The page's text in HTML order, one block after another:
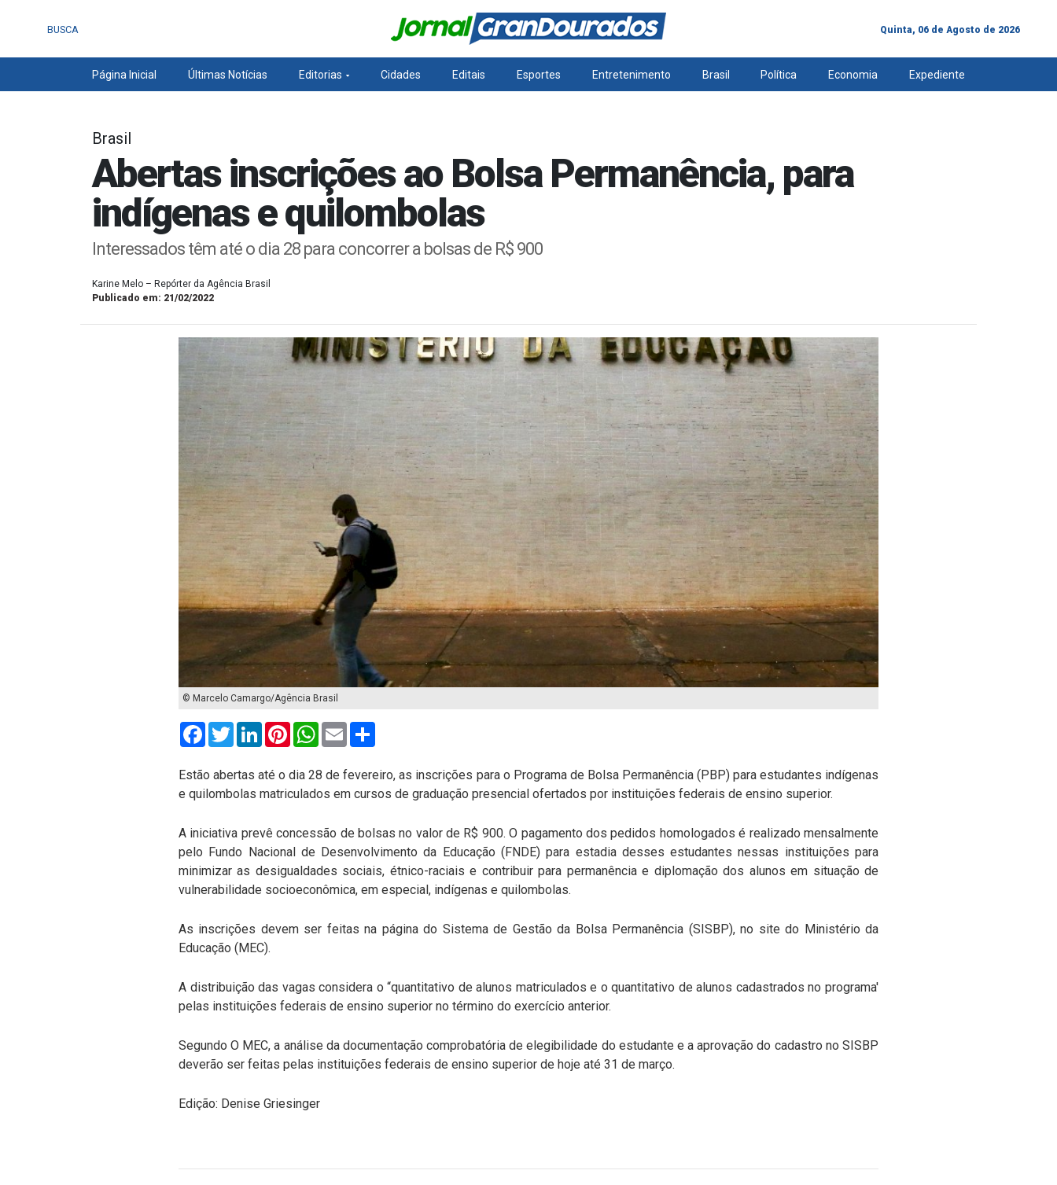
BUSCA Quinta, 06 de Agosto de 2026
Página Inicial Últimas Notícias Editorias Cidades Editais Esportes Entretenimento Brasil Política Economia Expediente
Brasil
Abertas inscrições ao Bolsa Permanência, para
indígenas e quilombolas
Interessados têm até o dia 28 para concorrer a bolsas de R$ 900
Karine Melo – Repórter da Agência Brasil
Publicado em: 21/02/2022
© Marcelo Camargo/Agência Brasil
FacebookTwitterLinkedInPinterestWhatsApp
Email
Estão abertas até o dia 28 de fevereiro, as inscrições para o Programa de Bolsa Permanência (PBP) para estudantes indígenas
e quilombolas matriculados em cursos de graduação presencial ofertados por instituições federais de ensino superior.
A iniciativa prevê concessão de bolsas no valor de R$ 900. O pagamento dos pedidos homologados é realizado mensalmente
pelo Fundo Nacional de Desenvolvimento da Educação (FNDE) para estadia desses estudantes nessas instituições para
minimizar as desigualdades sociais, étnico-raciais e contribuir para permanência e diplomação dos alunos em situação de
vulnerabilidade socioeconômica, em especial, indígenas e quilombolas.
As inscrições devem ser feitas na página do Sistema de Gestão da Bolsa Permanência (SISBP), no site do Ministério da
Educação (MEC).
A distribuição das vagas considera o “quantitativo de alunos matriculados e o quantitativo de alunos cadastrados no programa'
pelas instituições federais de ensino superior no término do exercício anterior.
Segundo O MEC, a análise da documentação comprobatória de elegibilidade do estudante e a aprovação do cadastro no SISBP
deverão ser feitas pelas instituições federais de ensino superior de hoje até 31 de março.
Edição: Denise Griesinger